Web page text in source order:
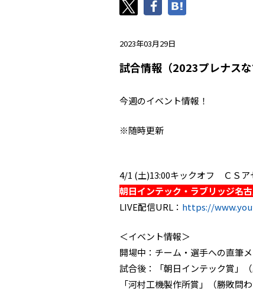
2023年03月29日
試合情報（2023プレナスな
今週のイベント情報！
※随時更新
4/1 (土)13:00キックオフ ＣＳア
朝日インテック・ラブリッジ名
LIVE配信URL： https://
＜イベント情報＞
開場中：チーム・選手への直筆
試合後：「朝日インテック賞」
「河村工機製作所賞」（勝敗問わ